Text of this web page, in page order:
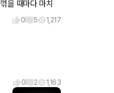
0 5 1,217
0 2 1,163